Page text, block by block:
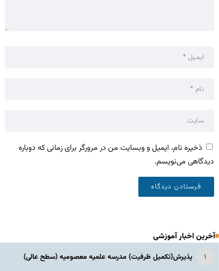
ذخیره نام، ایمیل و وبسایت من در مرورگر برای زمانی که دوباره
دیدگاهی می‌نویسم.
آخرین اخبار آموزشی
پذیرش(تکمیل ظرفیت) مدرسه علمیه معصومیه‌ (سطح عالی)